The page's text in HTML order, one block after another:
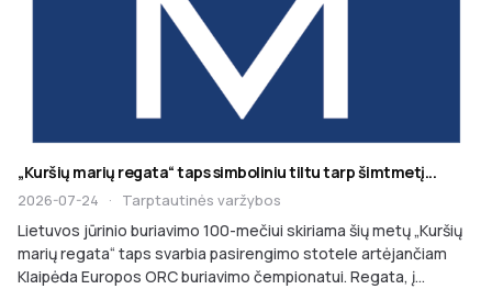
„Kuršių marių regata“ taps simboliniu tiltu tarp šimtmetį...
2026-07-24 · Tarptautinės varžybos
Lietuvos jūrinio buriavimo 100-mečiui skiriama šių metų „Kuršių
marių regata“ taps svarbia pasirengimo stotele artėjančiam
Klaipėda Europos ORC buriavimo čempionatui. Regata, į...